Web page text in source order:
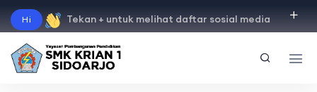
Hi Tekan + untuk melihat daftar sosial media
" instagram" " facebook